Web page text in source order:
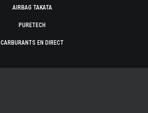
AIRBAG TAKATA
PURETECH
CARBURANTS EN DIRECT